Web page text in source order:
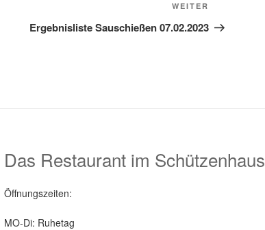
WEITER
Ergebnisliste Sauschießen 07.02.2023
Das Restaurant im Schützenhaus
Öffnungszeiten:
MO-Di: Ruhetag